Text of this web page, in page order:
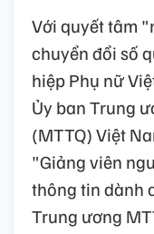
Với quyết tâm
chuyển đổi số
hiệp Phụ nữ
Ủy ban Trung
(MTTQ) Việt
"Giảng viên
thông tin dành
Trung ương